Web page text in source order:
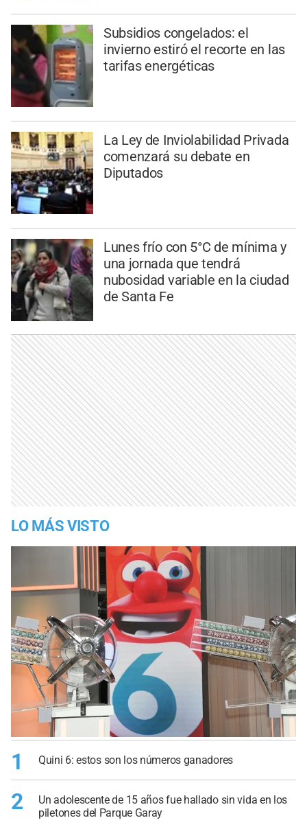
Subsidios congelados: el
invierno estiró el recorte en las
tarifas energéticas
La Ley de Inviolabilidad Privada
comenzará su debate en
Diputados
Lunes frío con 5°C de mínima y
una jornada que tendrá
nubosidad variable en la ciudad
de Santa Fe
LO MÁS VISTO
1 Quini 6: estos son los números ganadores
2
Un adolescente de 15 años fue hallado sin vida en los
piletones del Parque Garay